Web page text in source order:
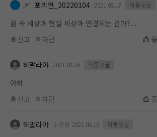
포리언_20220104 2021.08.17 작품댓글
꿈 속 세상과 현실 세상과 연결되는 건가?...
신고
차단
히말라야 2021.08.16 작품댓글
아하
신고
차단
히말라야 수정됨 2021.08.16 작품댓글